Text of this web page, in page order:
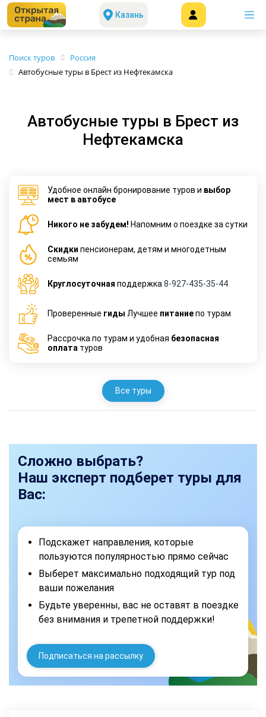
Казань
Поиск туров
Россия
Автобусные туры в Брест из Нефтекамска
Автобусные туры в Брест из
Нефтекамска
Удобное онлайн бронирование туров и выбор
мест в автобусе
Никого не забудем! Напомним о поездке за сутки
Cкидки пенсионерам, детям и многодетным
семьям
Круглосуточная поддержка 8-927-435-35-44
Проверенные гиды Лучшее питаниепо турам
Рассрочка по турам и удобная безопасная
оплата туров
Все туры
Сложно выбрать?
Наш эксперт подберет туры для
Вас:
Подскажет направления, которые
пользуются популярностью прямо сейчас
Выберет максимально подходящий тур под
ваши пожелания
Будьте уверенны, вас не оставят в поездке
без внимания и трепетной поддержки!
Подписаться на рассылку